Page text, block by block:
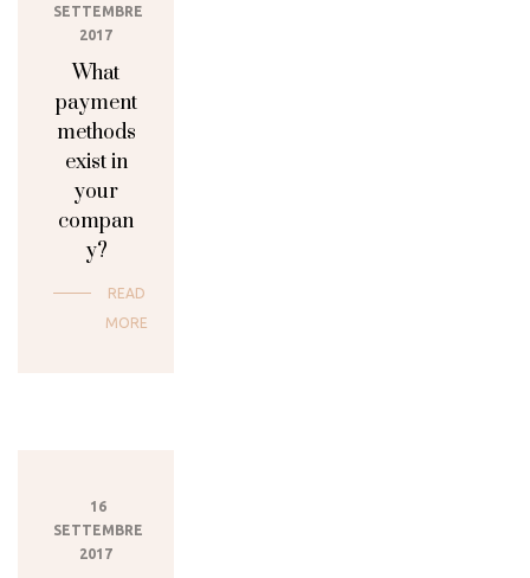
SETTEMBRE
2017
What
payment
methods
exist in
your
compan
y?
READ
MORE
16
SETTEMBRE
2017